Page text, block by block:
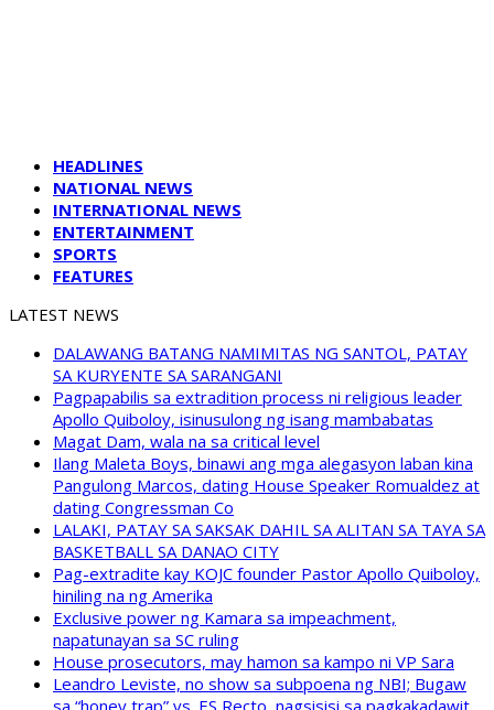
HEADLINES
NATIONAL NEWS
INTERNATIONAL NEWS
ENTERTAINMENT
SPORTS
FEATURES
LATEST NEWS
DALAWANG BATANG NAMIMITAS NG SANTOL, PATAY
SA KURYENTE SA SARANGANI
Pagpapabilis sa extradition process ni religious leader
Apollo Quiboloy, isinusulong ng isang mambabatas
Magat Dam, wala na sa critical level
Ilang Maleta Boys, binawi ang mga alegasyon laban kina
Pangulong Marcos, dating House Speaker Romualdez at
dating Congressman Co
LALAKI, PATAY SA SAKSAK DAHIL SA ALITAN SA TAYA SA
BASKETBALL SA DANAO CITY
Pag-extradite kay KOJC founder Pastor Apollo Quiboloy,
hiniling na ng Amerika
Exclusive power ng Kamara sa impeachment,
napatunayan sa SC ruling
House prosecutors, may hamon sa kampo ni VP Sara
Leandro Leviste, no show sa subpoena ng NBI; Bugaw
sa “honey trap” vs. ES Recto, nagsisisi sa pagkakadawit